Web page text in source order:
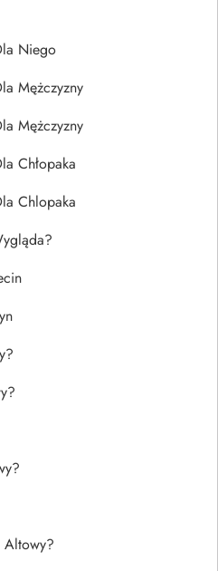
Niego
Mężczyzny
Mężczyzny
Chłopaka
Chlopaka
Altowy?